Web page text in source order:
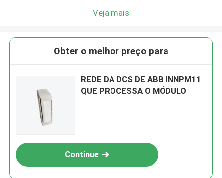
Veja mais
Obter o melhor preço para
REDE DA DCS DE ABB INNPM11
QUE PROCESSA O MÓDULO
Continue